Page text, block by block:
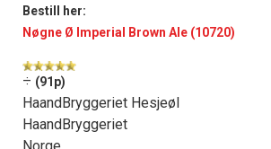
Bestill her:
Nøgne Ø Imperial Brown Ale (10720)
÷ (91p)
HaandBryggeriet Hesjeøl
HaandBryggeriet